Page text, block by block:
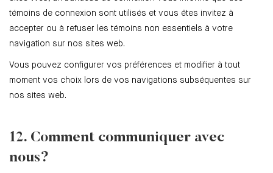
témoins de connexion sont utilisés et vous êtes invitez à
accepter ou à refuser les témoins non essentiels à votre
navigation sur nos sites web.
Vous pouvez configurer vos préférences et modifier à tout
moment vos choix lors de vos navigations subséquentes sur
nos sites web.
12. Comment communiquer avec
nous?